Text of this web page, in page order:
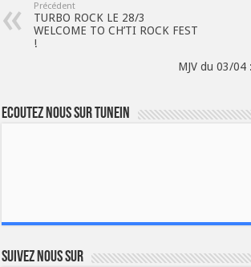
Précédent
TURBO ROCK LE 28/3
WELCOME TO CH’TI ROCK FEST
!
MJV du 03/04
Ecoutez nous sur TuneIn
Suivez nous sur